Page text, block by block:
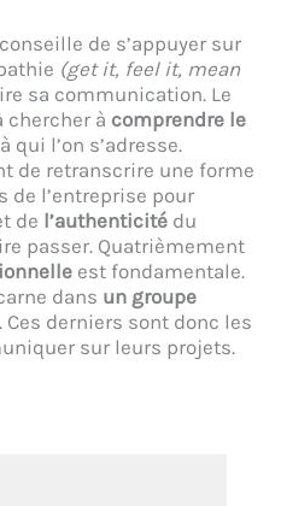
de s’appuyer sur
(get it, feel it, mean
sa communication. Le
à comprendre le
qui l’on s’adresse.
de retranscrire une forme
de l’entreprise pour
de l’authenticité du
passer. Quatrièmement
est fondamentale.
dans un groupe
. Ces derniers sont donc les
sur leurs projets.